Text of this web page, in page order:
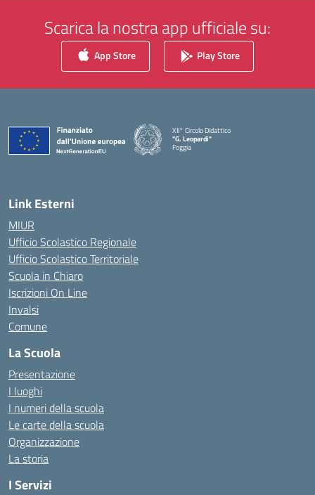
Scarica la nostra app ufficiale su:
App Store Play Store
XII° Circolo Didattico
"G. Leopardi"
Foggia
— Visita la pagina iniziale della scuola
Link Esterni
MIUR
Ufficio Scolastico Regionale
Ufficio Scolastico Territoriale
Scuola in Chiaro
Iscrizioni On Line
Invalsi
Comune
La Scuola
Presentazione
I luoghi
I numeri della scuola
Le carte della scuola
Organizzazione
La storia
I Servizi